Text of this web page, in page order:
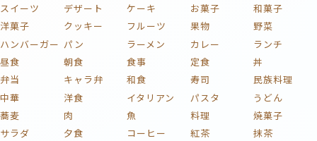
スイーツ デザート ケーキ お菓子
和菓子
洋菓子
クッキー フルーツ 果物
野菜
ハンバーガー パン ラーメン カレー
ランチ
昼食
朝食 食事 定食
丼
弁当
キャラ弁 和食 寿司
民族料理
中華
洋食 イタリアン パスタ
うどん
蕎麦
肉 魚 料理
焼菓子
サラダ
夕食 コーヒー 紅茶
抹茶